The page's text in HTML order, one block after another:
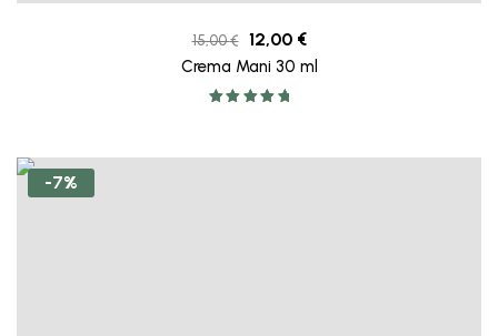
15,00€ 12,00 €
Crema Mani 30 ml
-7%